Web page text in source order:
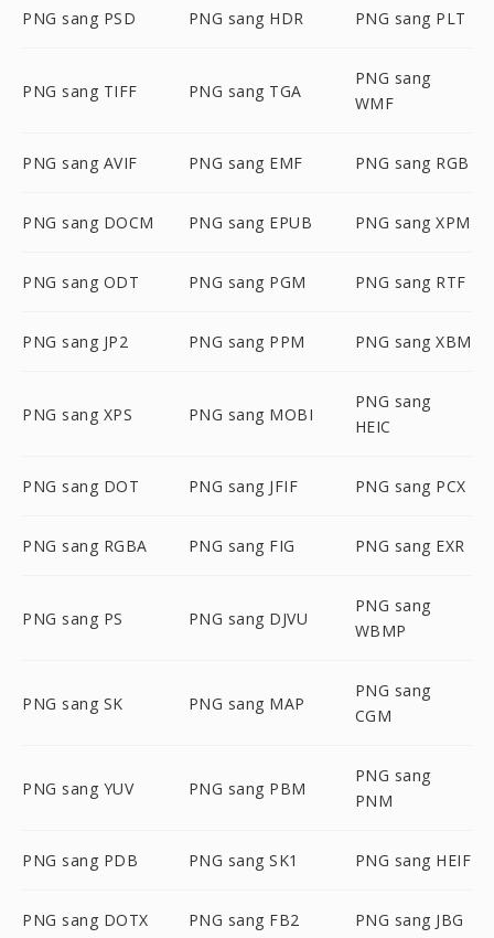
PNG sang PSD PNG sang HDR PNG sang PLT
PNG sang TIFF PNG sang TGA
PNG sang
WMF
PNG sang AVIF PNG sang EMF PNG sang RGB
PNG sang DOCM PNG sang EPUB PNG sang XPM
PNG sang ODT PNG sang PGM PNG sang RTF
PNG sang JP2 PNG sang PPM PNG sang XBM
PNG sang XPS PNG sang MOBI
PNG sang
HEIC
PNG sang DOT PNG sang JFIF PNG sang PCX
PNG sang RGBA PNG sang FIG PNG sang EXR
PNG sang PS PNG sang DJVU
PNG sang
WBMP
PNG sang SK PNG sang MAP
PNG sang
CGM
PNG sang YUV PNG sang PBM
PNG sang
PNM
PNG sang PDB PNG sang SK1 PNG sang HEIF
PNG sang DOTX PNG sang FB2 PNG sang JBG